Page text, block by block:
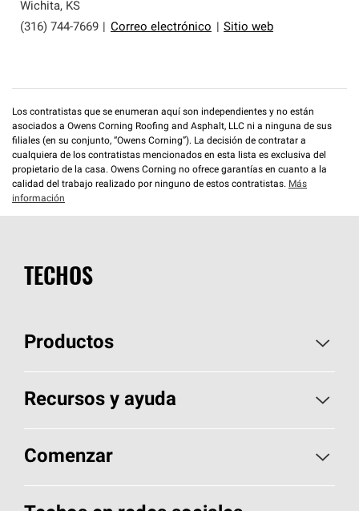
Wichita, KS
(316) 744-7669
Correo electrónico Sitio web
Los contratistas que se enumeran aquí son independientes y no están
asociados a Owens Corning Roofing and Asphalt, LLC ni a ninguna de sus
filiales (en su conjunto, “Owens Corning”). La decisión de contratar a
cualquiera de los contratistas mencionados en esta lista es exclusiva del
propietario de la casa. Owens Corning no ofrece garantías en cuanto a la
calidad del trabajo realizado por ninguno de estos contratistas. Más
información
TECHOS
Productos
Elija sus tejas
Encuentre un contratista
Recursos y ayuda
Aspectos básicos sobre techos
Herramientas de diseño y color
Comenzar
Llame al 1-800-GET-PINK®